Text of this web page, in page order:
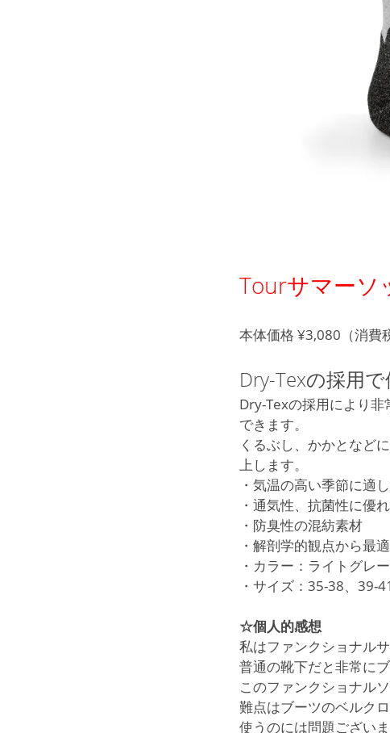
Tourサマーソ
本体価格 ¥3,080 （消
Dry-Texの採用
Dry-Texの採用により
できます。
くるぶし、かかとなど
上します。
・気温の高い季節に適
・通気性、抗菌性に優
・防臭性の混紡素材
・解剖学的観点から最
・カラー：ライトグレ
・サイズ：35-38、39-
☆個人的感想
私はファンクショナル
普通の靴下だと非常に
このファンクショナル
難点はブーツのベルク
使うのには問題ございま